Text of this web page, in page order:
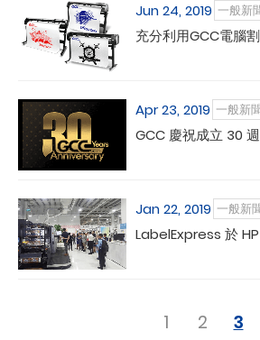
Jun 24, 2019 一般新
充分利用GCC電腦
Apr 23, 2019 一般新
GCC 慶祝成立 30
Jan 22, 2019 一般新
LabelExpress 於
1 2 3